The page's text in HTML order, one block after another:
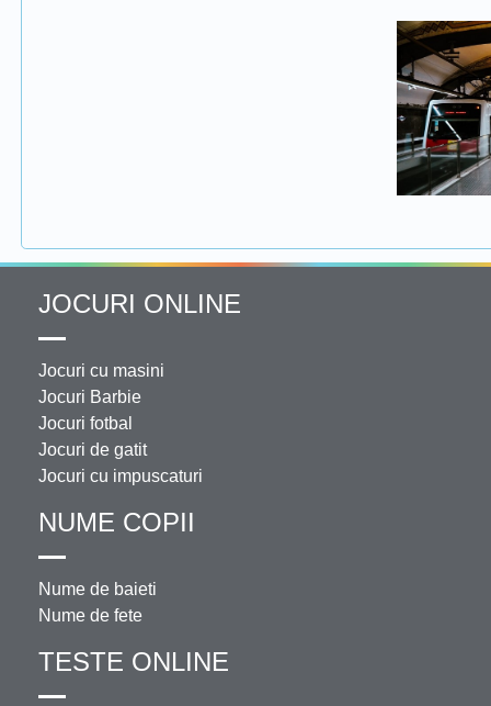
JOCURI ONLINE
Jocuri cu masini
Jocuri Barbie
Jocuri fotbal
Jocuri de gatit
Jocuri cu impuscaturi
NUME COPII
Nume de baieti
Nume de fete
TESTE ONLINE